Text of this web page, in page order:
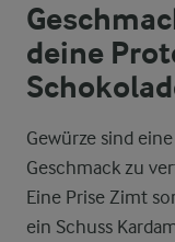
deine
Gewürze sind
Geschmack zu
Eine Prise Zimt
ein Schuss